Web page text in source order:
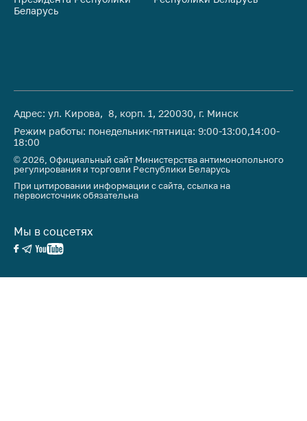
Беларусь
Адрес: ул. Кирова, 8, корп. 1, 220030, г. Минск
Режим работы: понедельник-пятница: 9:00-13:00,14:00-
18:00
© 2026, Официальный сайт Министерства антимонопольного
регулирования и торговли Республики Беларусь
При цитировании информации с сайта, ссылка на
первоисточник обязательна
Мы в соцсетях